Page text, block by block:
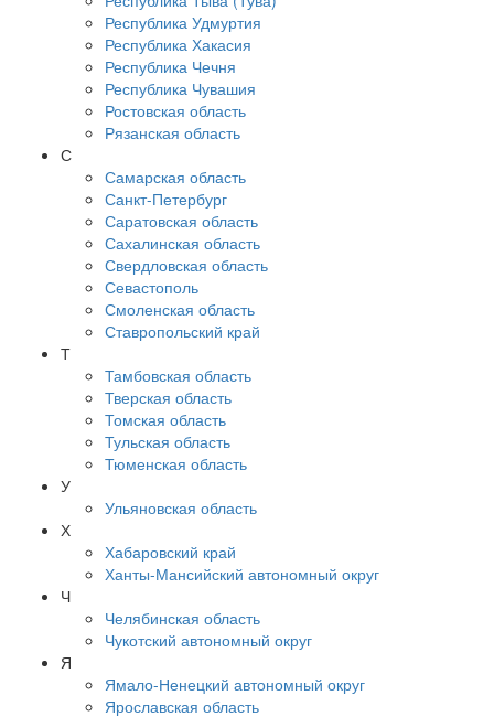
Республика Удмуртия
Республика Хакасия
Республика Чечня
Республика Чувашия
Ростовская область
Рязанская область
С
Самарская область
Санкт-Петербург
Саратовская область
Сахалинская область
Свердловская область
Севастополь
Смоленская область
Ставропольский край
Т
Тамбовская область
Тверская область
Томская область
Тульская область
Тюменская область
У
Ульяновская область
Х
Хабаровский край
Ханты-Мансийский автономный округ
Ч
Челябинская область
Чукотский автономный округ
Я
Ямало-Ненецкий автономный округ
Ярославская область